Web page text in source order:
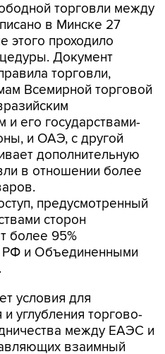
торговли между
в Минске 27
этого проходило
Документ
торговли,
Всемирной торговой
его государствами-
и ОАЭ, с другой
дополнительную
в отношении более
предусмотренный
сторон
более 95%
РФ и Объединенными
условия для
углубления торгово-
между ЕАЭС и
взаимный